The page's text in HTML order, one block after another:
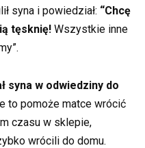
syna i powiedział: “Chcę
tęsknię! Wszystkie inne
syna w odwiedziny do
to pomoże matce wrócić
czasu w sklepie,
wrócili do domu.